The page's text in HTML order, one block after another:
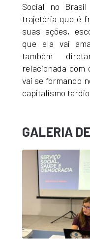
Social no
trajetória que é
suas ações,
que ela vai
também
relacionada com
vai se formando
capitalismo
GALERIA